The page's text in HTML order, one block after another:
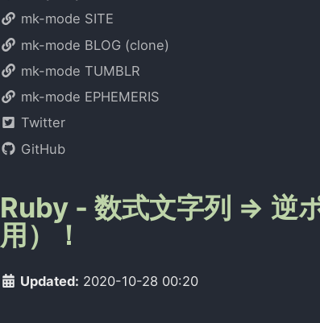
mk-mode SITE
mk-mode BLOG (clone)
mk-mode TUMBLR
mk-mode EPHEMERIS
Twitter
GitHub
Ruby - 数式文字列 => 逆
用）！
Updated: 2020-10-28 00:20